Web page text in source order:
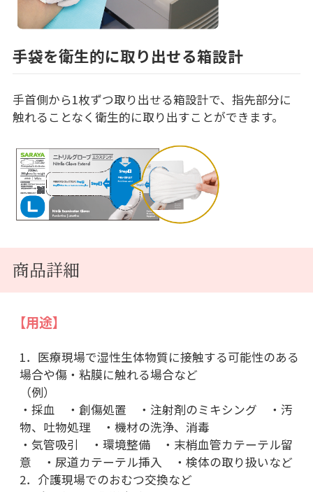
手袋を衛生的に取り出せる箱設計
手首側から1枚ずつ取り出せる箱設計で、指先部分に
触れることなく衛生的に取り出すことができます。
商品詳細
【用途】
1．医療現場で湿性生体物質に接触する可能性のある
場合や傷・粘膜に触れる場合など
（例）
・採血 ・創傷処置 ・注射剤のミキシング ・汚
物、吐物処理 ・機材の洗浄、消毒
・気管吸引 ・環境整備 ・末梢血管カテーテル留
意 ・尿道カテーテル挿入 ・検体の取り扱いなど
2．介護現場でのおむつ交換など